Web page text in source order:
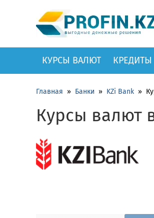
КУРСЫ ВАЛЮТ КРЕДИТЫ
Главная » Банки » KZi Bank »
Курсы валют